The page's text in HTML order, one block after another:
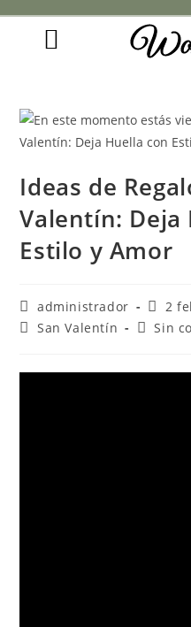
Ideas de
Valentín: Deja
Estilo y Amor
administrador
2
San Valentín
Sin